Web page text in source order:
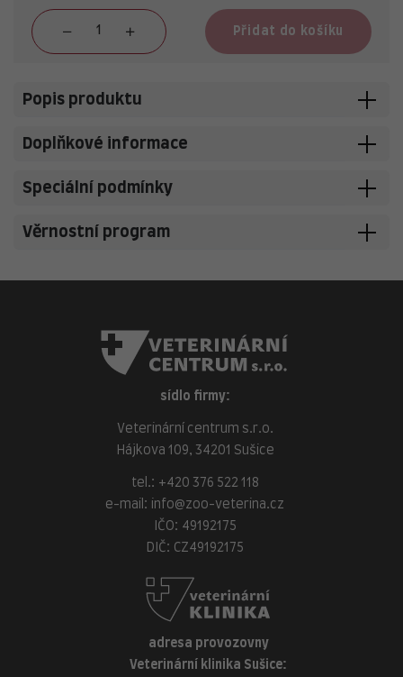
Přidat do košíku
Popis produktu
Doplňkové informace
Speciální podmínky
Věrnostní program
sídlo firmy:
Veterinární centrum s.r.o.
Hájkova 109, 34201 Sušice
tel.: +420 376 522 118
e-mail:
info@zoo-veterina.cz
IČO: 49192175
DIČ: CZ49192175
adresa provozovny
Veterinární klinika Sušice: